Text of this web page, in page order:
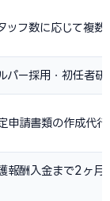
ッフ数に応じて複数
パー採用・初任者研
申請書類の作成代行
報酬入金まで2ヶ月